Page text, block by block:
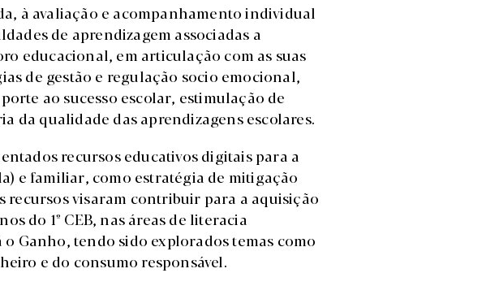
à avaliação e acompanhamento individual
de aprendizagem associadas a
educacional, em articulação com as suas
de gestão e regulação socio emocional,
ao sucesso escolar, estimulação de
da qualidade das aprendizagens escolares.
recursos educativos digitais para a
e familiar, como estratégia de mitigação
recursos visaram contribuir para a aquisição
do 1º CEB, nas áreas de literacia
Ganho, tendo sido explorados temas como
e do consumo responsável.